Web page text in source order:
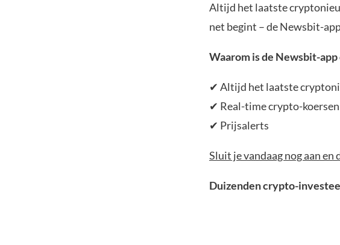
Altijd het laatste
net begint – de Newsbit-
Waarom is de Newsbit-app
✔ Altijd het laatste
✔ Real-time crypto-koersen
✔ Prijsalerts
Sluit je vandaag nog aan
Duizenden crypto-